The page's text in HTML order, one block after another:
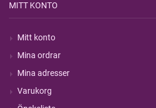
MITT KONTO
Mitt konto
Mina ordrar
Mina adresser
Varukorg